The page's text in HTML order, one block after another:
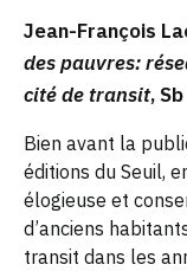
Jean-François
des pauvres:
cité de transit,
Bien avant la
éditions du Seuil,
élogieuse et
d’anciens
transit dans les